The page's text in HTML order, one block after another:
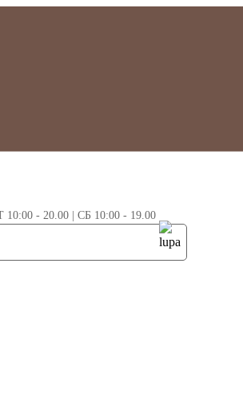
- 20.00 | СБ 10:00 - 19.00